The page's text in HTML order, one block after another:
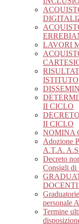
LAVORI
ISTITUTO
II CICLO
II CICLO
NOMINA
Adozione
A.T.A.
Decreto
Consigli di
personale
Termine